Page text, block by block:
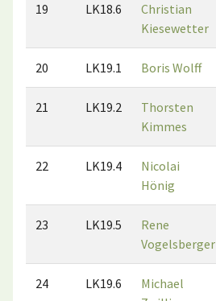
19 LK18.6
Christian
Kiesewetter
20 LK19.1 Boris Wolff
21 LK19.2
Thorsten
Kimmes
22 LK19.4
Nicolai
Hönig
23 LK19.5
Rene
Vogelsberger
24 LK19.6
Michael